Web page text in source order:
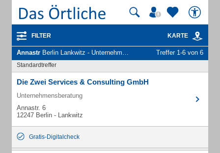
FILTER KARTE
Annastr Berlin Lankwitz - Unternehmen und Personen Treffer 1-6 von 6
Standardtreffer
Die Zwei Services & Consulting GmbH
Unternehmensberatung
Annastr. 6
12247 Berlin - Lankwitz
Gratis-Digitalcheck